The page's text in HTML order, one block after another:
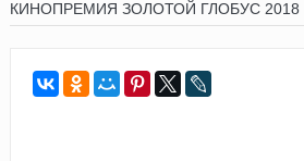
КИНОПРЕМИЯ ЗОЛОТОЙ ГЛОБУС 2018